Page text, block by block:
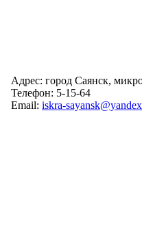
Адрес: город Саянск,
Телефон: 5-15-64
Email: iskra-